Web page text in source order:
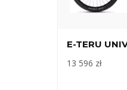
E-TERU
13 596 zł